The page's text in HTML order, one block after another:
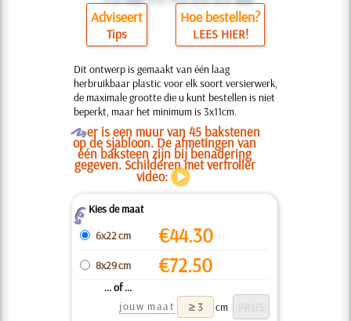
Adviseert
Tips
Hoe bestellen?
LEES HIER!
Dit ontwerp is gemaakt van één laag
herbruikbaar plastic voor elk soort versierwerk,
de maximale grootte die u kunt bestellen is niet
beperkt, maar het minimum is 3x11cm.
Oer is een muur van 45 bakstenen
op de sjabloon. De afmetingen van
één baksteen zijn bij benadering
gegeven. Schilderen met verfroller
video:
ZKies de maat
6x22 cm
€44.30
8x29 cm €72.50
... of ...
jouw maat
cm